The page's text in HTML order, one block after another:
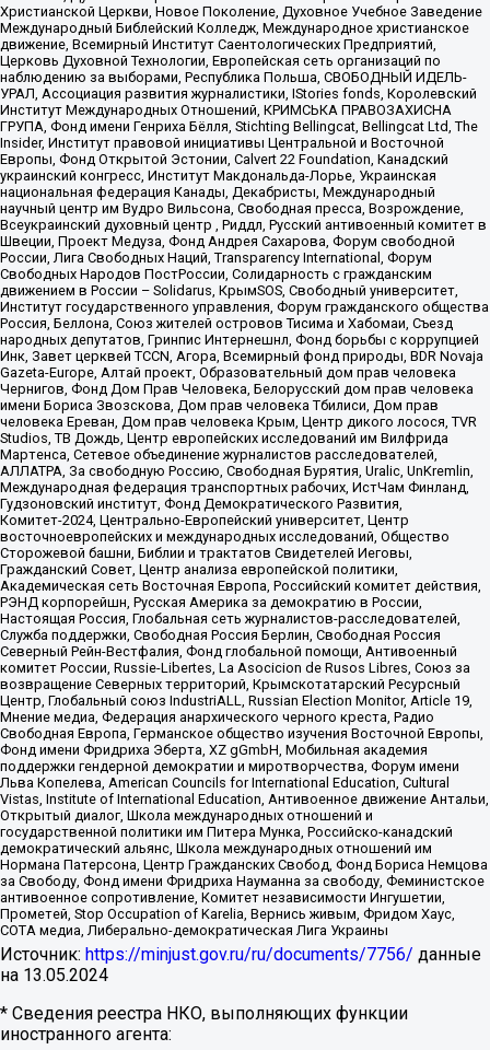
Христианской Церкви, Новое Поколение, Духовное Учебное Заведение
Международный Библейский Колледж, Международное христианское
движение, Всемирный Институт Саентологических Предприятий,
Церковь Духовной Технологии, Европейская сеть организаций по
наблюдению за выборами, Республика Польша, СВОБОДНЫЙ ИДЕЛЬ-
УРАЛ, Ассоциация развития журналистики, IStories fonds, Королевский
Институт Международных Отношений, КРИМСЬКА ПРАВОЗАХИСНА
ГРУПА, Фонд имени Генриха Бёлля, Stichting Bellingcat, Bellingcat Ltd, The
Insider, Институт правовой инициативы Центральной и Восточной
Европы, Фонд Открытой Эстонии, Calvert 22 Foundation, Канадский
украинский конгресс, Институт Макдональда-Лорье, Украинская
национальная федерация Канады, Декабристы, Международный
научный центр им Вудро Вильсона, Свободная пресса, Возрождение,
Всеукраинский духовный центр , Риддл, Русский антивоенный комитет в
Швеции, Проект Медуза, Фонд Андрея Сахарова, Форум свободной
России, Лига Свободных Наций, Transparеncy International, Форум
Свободных Народов ПостРоссии, Солидарность с гражданским
движением в России – Solidarus, КрымSOS, Свободный университет,
Институт государственного управления, Форум гражданского общества
Россия, Беллона, Союз жителей островов Тисима и Хабомаи, Съезд
народных депутатов, Гринпис Интернешнл, Фонд борьбы с коррупцией
Инк, Завет церквей TCCN, Агора, Всемирный фонд природы, BDR Novaja
Gazeta-Europe, Алтай проект, Образовательный дом прав человека
Чернигов, Фонд Дом Прав Человека, Белорусский дом прав человека
имени Бориса Звозскова, Дом прав человека Тбилиси, Дом прав
человека Ереван, Дом прав человека Крым, Центр дикого лосося, TVR
Studios, ТВ Дождь, Центр европейских исследований им Вилфрида
Мартенса, Сетевое объединение журналистов расследователей,
АЛЛАТРА, За свободную Россию, Свободная Бурятия, Uralic, UnKremlin,
Международная федерация транспортных рабочих, ИстЧам Финланд,
Гудзоновский институт, Фонд Демократического Развития,
Комитет-2024, Центрально-Европейский университет, Центр
восточноевропейских и международных исследований, Общество
Сторожевой башни, Библии и трактатов Свидетелей Иеговы,
Гражданский Совет, Центр анализа европейской политики,
Академическая сеть Восточная Европа, Российский комитет действия,
РЭНД корпорейшн, Русская Америка за демократию в России,
Настоящая Россия, Глобальная сеть журналистов-расследователей,
Служба поддержки, Свободная Россия Берлин, Свободная Россия
Северный Рейн-Вестфалия, Фонд глобальной помощи, Антивоенный
комитет России, Russie-Libertes, La Asocicion de Rusos Libres, Союз за
возвращение Северных территорий, Крымскотатарский Ресурсный
Центр, Глобальный союз IndustriALL, Russian Election Monitor, Article 19,
Мнение медиа, Федерация анархического черного креста, Радио
Свободная Европа, Германское общество изучения Восточной Европы,
Фонд имени Фридриха Эберта, XZ gGmbH, Мобильная академия
поддержки гендерной демократии и миротворчества, Форум имени
Льва Копелева, American Councils for International Education, Cultural
Vistas, Institute of International Education, Антивоенное движение Антальи,
Открытый диалог, Школа международных отношений и
государственной политики им Питера Мунка, Российско-канадский
демократический альянс, Школа международных отношений им
Нормана Патерсона, Центр Гражданских Свобод, Фонд Бориса Немцова
за Свободу, Фонд имени Фридриха Науманна за свободу, Феминистское
антивоенное сопротивление, Комитет независимости Ингушетии,
Прометей, Stop Occupation of Karelia, Вернись живым, Фридом Хаус,
СОТА медиа, Либерально-демократическая Лига Украины
Источник: https://minjust.gov.ru/ru/documents/7756/ данные
на 13.05.2024
* Сведения реестра НКО, выполняющих функции
иностранного агента: